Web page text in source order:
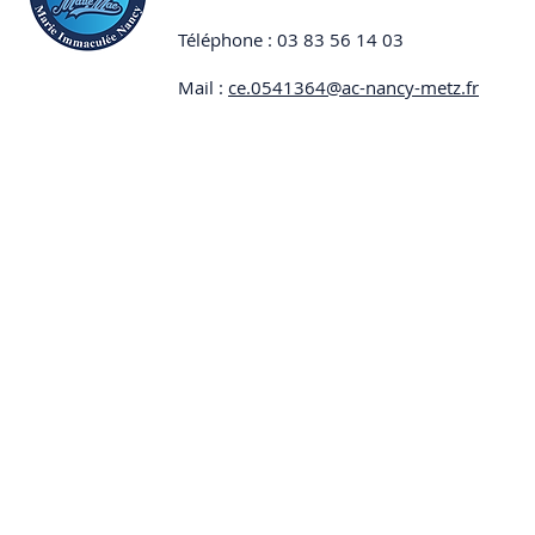
Téléphone : 03 83 56 14 03
Mail : ce.0541364@ac-nancy-metz.fr